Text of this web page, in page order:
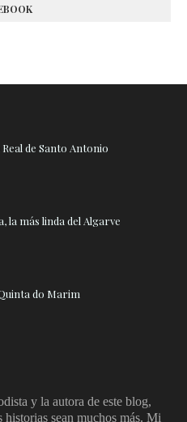
de Santo Antonio
la más linda del Algarve
do Marim
y la autora de este blog,
sean muchos más. Mi